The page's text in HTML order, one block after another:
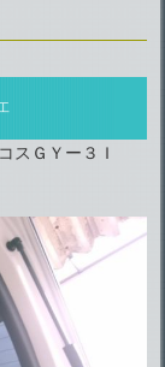
スＧＹー３Ｉ